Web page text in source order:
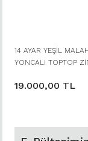
14 AYAR YEŞİL
YONCALI TOPTOP
19.000,00 TL